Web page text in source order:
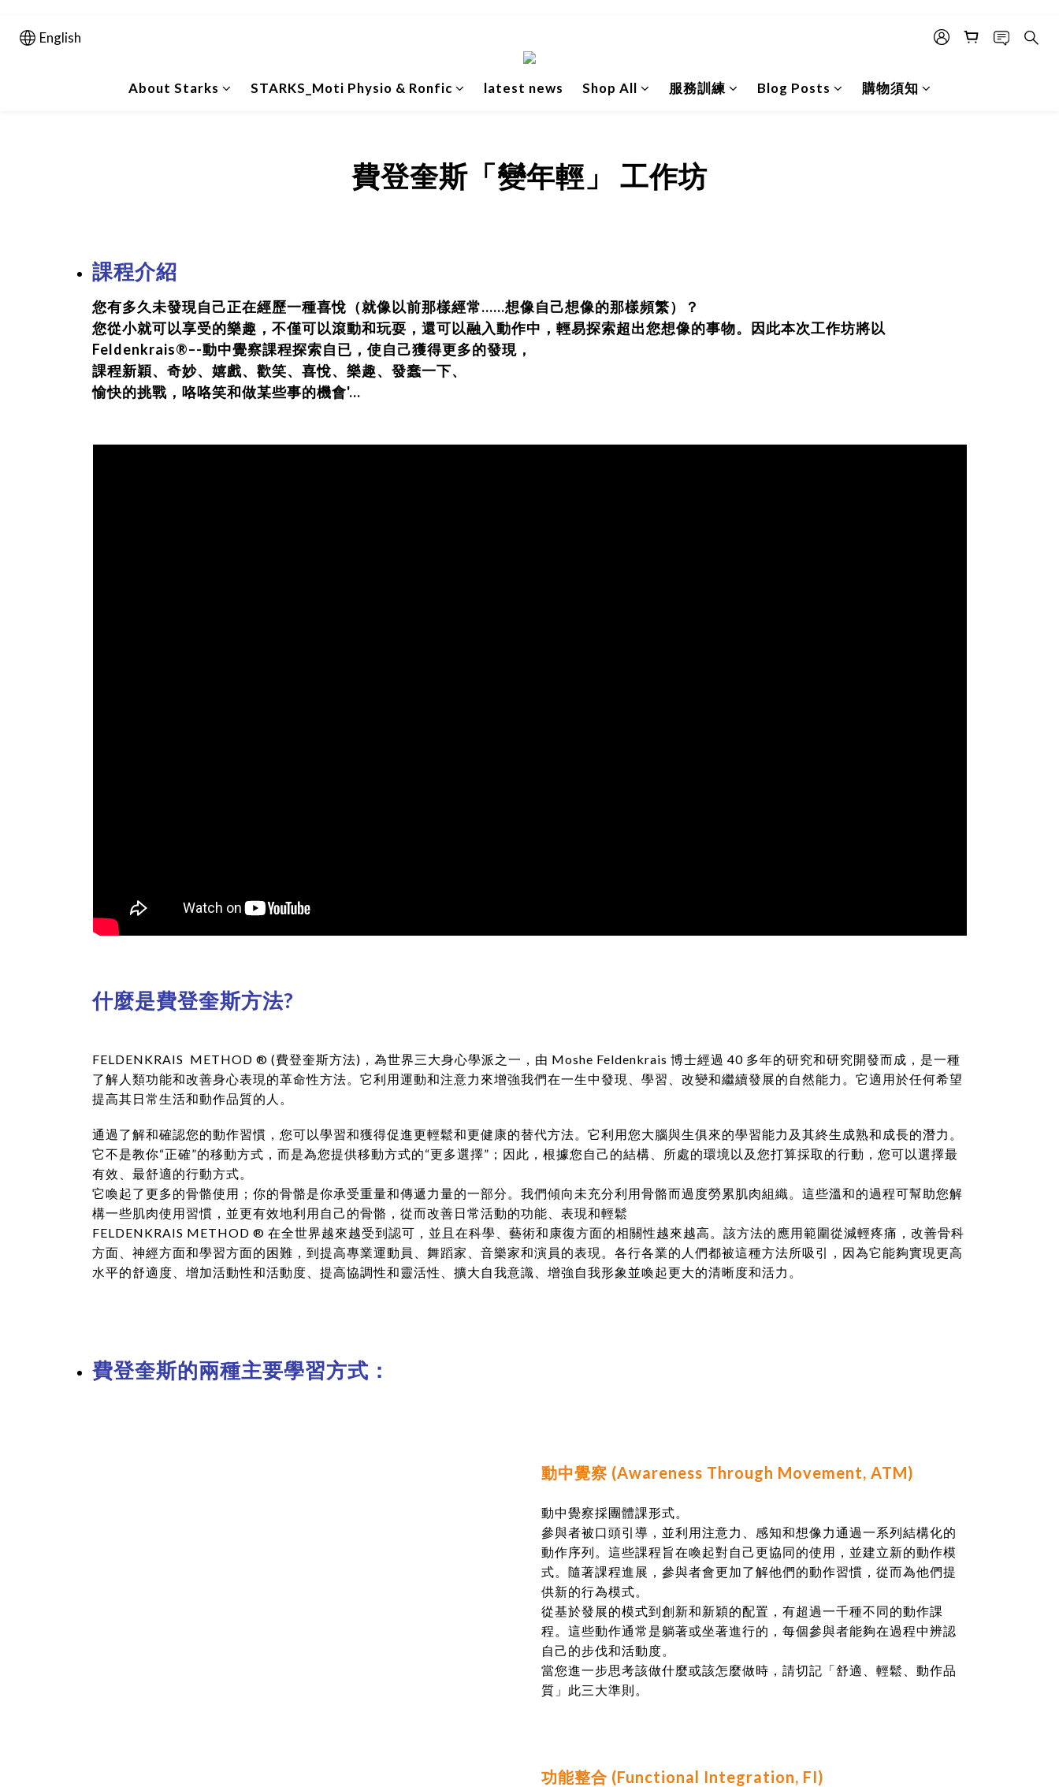
English
About Starks STARKS_Moti Physio & Ronfic latest news Shop All 服務訓練 Blog Posts 購物須知
費登奎斯「變年輕 」 工作坊
課程介紹
您有多久未發現自己正在經歷一種喜悅（就像以前那樣經常……想像自己想像的那樣頻繁）？
您從小就可以享受的樂趣，不僅可以滾動和玩耍，還可以融入動作中，輕易探索超出您想像的事物。因此本次工作坊將以
Feldenkrais®–-動中覺察課程探索自已，使自己獲得更多的發現，
課程新穎、奇妙、嬉戲、歡笑、喜悅、樂趣、發蠢一下、
愉快的挑戰，咯咯笑和做某些事的機會'...
什麼是費登奎斯方法?
FELDENKRAIS METHOD ® (費登奎斯方法)，為世界三大身心學派之一，由 Moshe Feldenkrais 博士經過 40 多年的研究和研究開發而成，是一種
了解人類功能和改善身心表現的革命性方法。它利用運動和注意力來增強我們在一生中發現、學習、改變和繼續發展的自然能力。它適用於任何希望
提高其日常生活和動作品質的人。
通過了解和確認您的動作習慣，您可以學習和獲得促進更輕鬆和更健康的替代方法。它利用您大腦與生俱來的學習能力及其終生成熟和成長的潛力。
它不是教你“正確”的移動方式，而是為您提供移動方式的“更多選擇”；因此，根據您自己的結構、所處的環境以及您打算採取的行動，您可以選擇最
有效、最舒適的行動方式。
它喚起了更多的骨骼使用；你的骨骼是你承受重量和傳遞力量的一部分。我們傾向未充分利用骨骼而過度勞累肌肉組織。這些溫和的過程可幫助您解
構一些肌肉使用習慣，並更有效地利用自己的骨骼，從而改善日常活動的功能、表現和輕鬆
FELDENKRAIS METHOD ® 在全世界越來越受到認可，並且在科學、藝術和康復方面的相關性越來越高。該方法的應用範圍從減輕疼痛，改善骨科
方面、神經方面和學習方面的困難，到提高專業運動員、舞蹈家、音樂家和演員的表現。各行各業的人們都被這種方法所吸引，因為它能夠實現更高
水平的舒適度、增加活動性和活動度、提高協調性和靈活性、擴大自我意識、增強自我形象並喚起更大的清晰度和活力。
費登奎斯的兩種主要學習方式：
動中覺察 (Awareness Through Movement, ATM)
動中覺察採團體課形式。
參與者被口頭引導，並利用注意力、感知和想像力通過一系列結構化的
動作序列。這些課程旨在喚起對自己更協同的使用，並建立新的動作模
式。隨著課程進展，參與者會更加了解他們的動作習慣，從而為他們提
供新的行為模式。
從基於發展的模式到創新和新穎的配置，有超過一千種不同的動作課
程。這些動作通常是躺著或坐著進行的，每個參與者能夠在過程中辨認
自己的步伐和活動度。
當您進一步思考該做什麼或該怎麼做時，請切記「舒適、輕鬆、動作品
質」此三大準則。
功能整合 (Functional Integration, FI)